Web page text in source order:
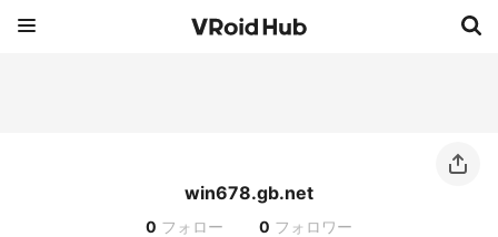
win678.gb.net
0 フォロー 0 フォロワー